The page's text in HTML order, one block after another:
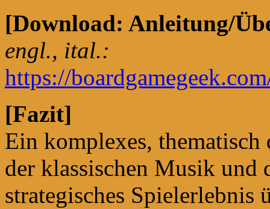
[Download: Anleitung/
engl., ital.:
https://
[Fazit]
Ein komplexes, thematisch
der klassischen Musik und
strategisches